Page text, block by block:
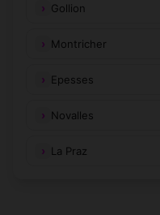
Gollion
Montricher
Epesses
Novalles
La Praz